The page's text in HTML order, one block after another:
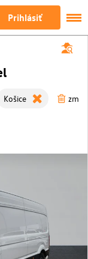
Prihlásiť
Košice